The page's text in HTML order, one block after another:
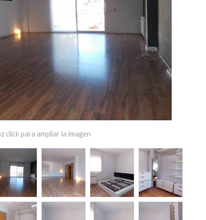
click para ampliar la imagen